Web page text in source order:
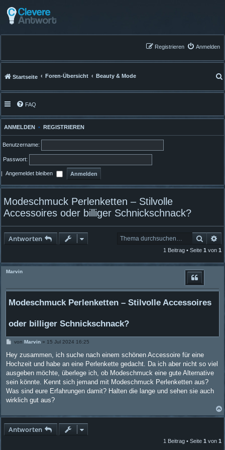
Anmelden
Registrieren
Startseite Foren-Übersicht Beauty & Mode
FAQ
ANMELDEN • REGISTRIEREN
Benutzername:
Passwort:
| Angemeldet bleiben
Modeschmuck Perlenketten – Stilvolle
Accessoires oder billiger Schnickschnack?
Antworten Suche
1 Beitrag • Seite 1 von 1
Marvin
Modeschmuck Perlenketten – Stilvolle Accessoires
oder billiger Schnickschnack?
B
i
r
a
von Marvin» 15 Jul 2024 16:25
Hey zusammen, ich suche nach einem schönen Accessoire für eine
Hochzeit und habe an eine Perlenkette gedacht. Da ich aber nicht so viel
ausgeben möchte, überlege ich, ob Modeschmuck eine gute Alternative
sein könnte. Kennt sich jemand mit Modeschmuck Perlenketten aus?
Was sind eure Erfahrungen damit? Halten die lange und sehen sie auch
wirklich gut aus?
Antworten
1 Beitrag • Seite 1 von 1